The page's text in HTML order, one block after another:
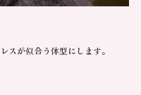
スが似合う体型にします。